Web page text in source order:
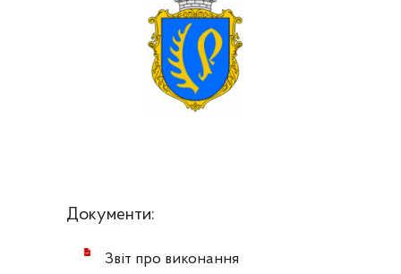
Документи:
Звіт про виконання